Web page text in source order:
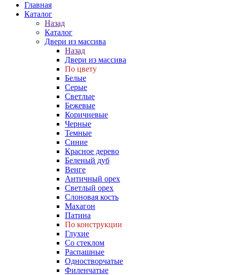
Главная
Каталог
Назад
Каталог
Двери из массива
Назад
Двери из массива
По цвету
Белые
Серые
Светлые
Бежевые
Коричневые
Черные
Темные
Синие
Красное дерево
Беленый дуб
Венге
Античный орех
Светлый орех
Слоновая кость
Махагон
Патина
По конструкции
Глухие
Со стеклом
Распашные
Одностворчатые
Филенчатые